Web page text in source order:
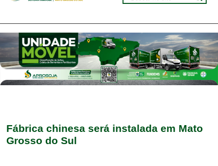
Fábrica chinesa será instalada em Mato
Grosso do Sul